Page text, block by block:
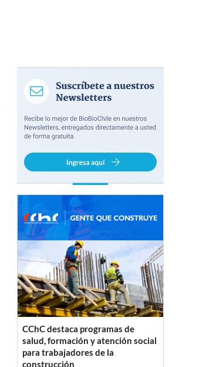
CChC destaca programas de
salud, formación y atención social
para trabajadores de la
construcción